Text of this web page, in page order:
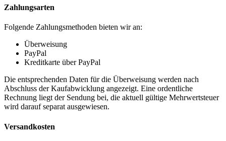
Zahlungsarten
Folgende Zahlungsmethoden bieten wir an:
Überweisung
PayPal
Kreditkarte über PayPal
Die entsprechenden Daten für die Überweisung werden nach
Abschluss der Kaufabwicklung angezeigt. Eine ordentliche
Rechnung liegt der Sendung bei, die aktuell gültige Mehrwertsteuer
wird darauf separat ausgewiesen.
Versandkosten